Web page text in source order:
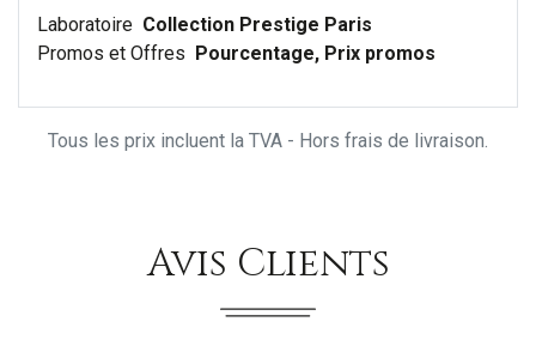
Laboratoire Collection Prestige Paris
Promos et Offres
Pourcentage, Prix promos
Tous les prix incluent la TVA - Hors frais de livraison.
Avis Clients